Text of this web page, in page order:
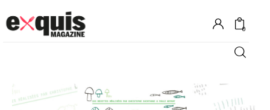
0
Hôtels